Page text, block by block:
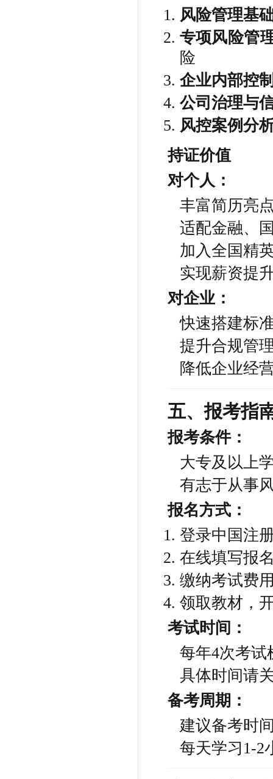
风险管理基
专项风险管
险
企业内部控
公司治理与
风控案例分
持证价值
对个人：
丰富简历亮
适配金融、
加入全国精
实现薪资提
对企业：
快速搭建标
提升合规管
降低企业经
五、报考指
报考条件：
大专及以上
有志于从事
报名方式：
登录中国注
在线填写报
缴纳考试费
领取教材，
考试时间：
每年4次考试
具体时间请
备考周期：
建议备考时
每天学习1-2